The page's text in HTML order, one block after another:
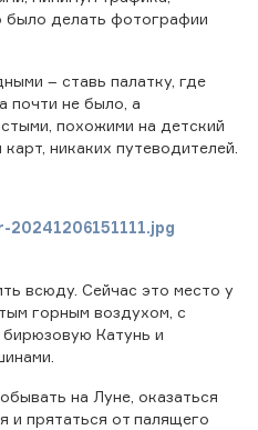
было делать фотографии
– ставь палатку, где
почти не было, а
похожими на детский
никаких путеводителей.
всюду. Сейчас это место у
горным воздухом, с
Катунь и
на Луне, оказаться
и прятаться от палящего